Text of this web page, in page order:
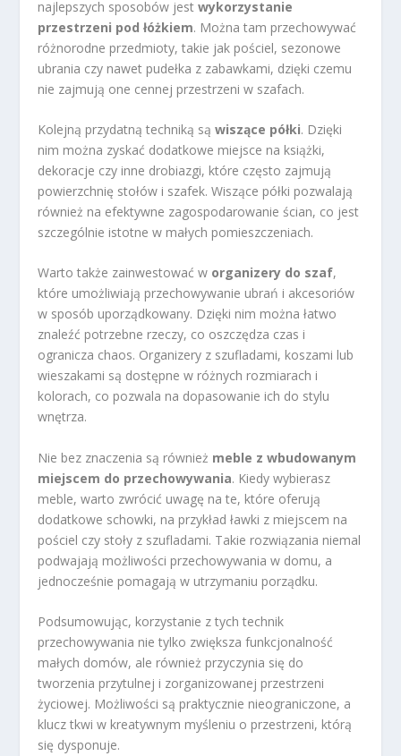
najlepszych sposobów jestwykorzystanie
przestrzeni pod łóżkiem. Można tam przechowywać
różnorodne przedmioty, takie jak pościel, sezonowe
ubrania czy nawet pudełka z zabawkami, dzięki czemu
nie zajmują one cennej przestrzeni w szafach.
Kolejną przydatną techniką sąwiszące półki. Dzięki
nim można zyskać dodatkowe miejsce na książki,
dekoracje czy inne drobiazgi, które często zajmują
powierzchnię stołów i szafek. Wiszące półki pozwalają
również na efektywne zagospodarowanie ścian, co jest
szczególnie istotne w małych pomieszczeniach.
Warto także zainwestować w organizery do szaf,
które umożliwiają przechowywanie ubrań i akcesoriów
w sposób uporządkowany. Dzięki nim można łatwo
znaleźć potrzebne rzeczy, co oszczędza czas i
ogranicza chaos. Organizery z szufladami, koszami lub
wieszakami są dostępne w różnych rozmiarach i
kolorach, co pozwala na dopasowanie ich do stylu
wnętrza.
Nie bez znaczenia są również meble z wbudowanym
miejscem do przechowywania. Kiedy wybierasz
meble, warto zwrócić uwagę na te, które oferują
dodatkowe schowki, na przykład ławki z miejscem na
pościel czy stoły z szufladami. Takie rozwiązania niemal
podwajają możliwości przechowywania w domu, a
jednocześnie pomagają w utrzymaniu porządku.
Podsumowując, korzystanie z tych technik
przechowywania nie tylko zwiększa funkcjonalność
małych domów, ale również przyczynia się do
tworzenia przytulnej i zorganizowanej przestrzeni
życiowej. Możliwości są praktycznie nieograniczone, a
klucz tkwi w kreatywnym myśleniu o przestrzeni, którą
się dysponuje.